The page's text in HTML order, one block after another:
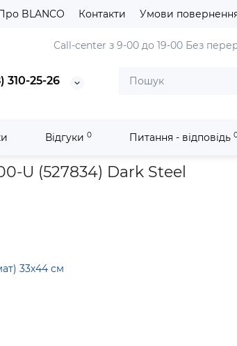
BLANCO Контакти Умови
Сall-center з 9-00 до 19-00 Без
310-25-26
Відгуки 0 Питання - відповідь
Кухонна мийка Blanco CLARON 500-U (527834)
U (527834) Dark Steel
33х44 см